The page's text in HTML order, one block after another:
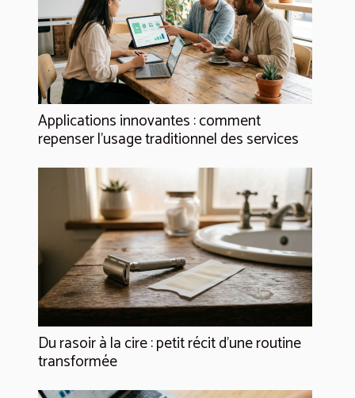
Applications innovantes : comment
repenser l’usage traditionnel des services
Du rasoir à la cire : petit récit d’une routine
transformée